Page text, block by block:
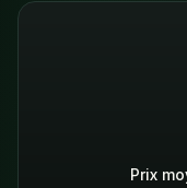
Prix